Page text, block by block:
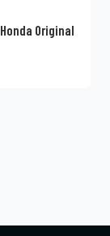
Original